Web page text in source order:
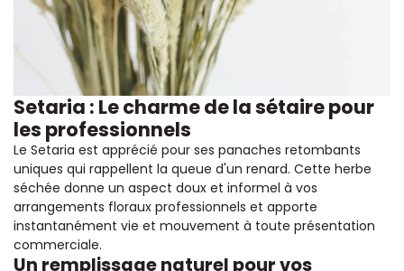
Setaria : Le charme de la sétaire pour
les professionnels
Le Setaria est apprécié pour ses panaches retombants
uniques qui rappellent la queue d'un renard. Cette herbe
séchée donne un aspect doux et informel à vos
arrangements floraux professionnels et apporte
instantanément vie et mouvement à toute présentation
commerciale.
Un remplissage naturel pour vos